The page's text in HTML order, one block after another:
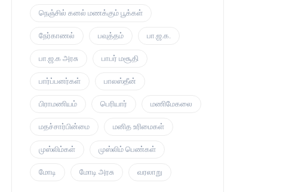
நெஞ்சில் கனல் மணக்கும் பூக்கள்
நேர்காணல் பவுத்தம் பா.ஜ.க.
பா.ஜ.க அரசு பாபர் மசூதி
பார்ப்பனர்கள் பாலஸ்தீன்
பிராமணியம் பெரியார் மணிமேகலை
மதச்சார்பின்மை மனித உரிமைகள்
முஸ்லிம்கள் முஸ்லிம் பெண்கள்
மோடி மோடி அரசு வரலாறு